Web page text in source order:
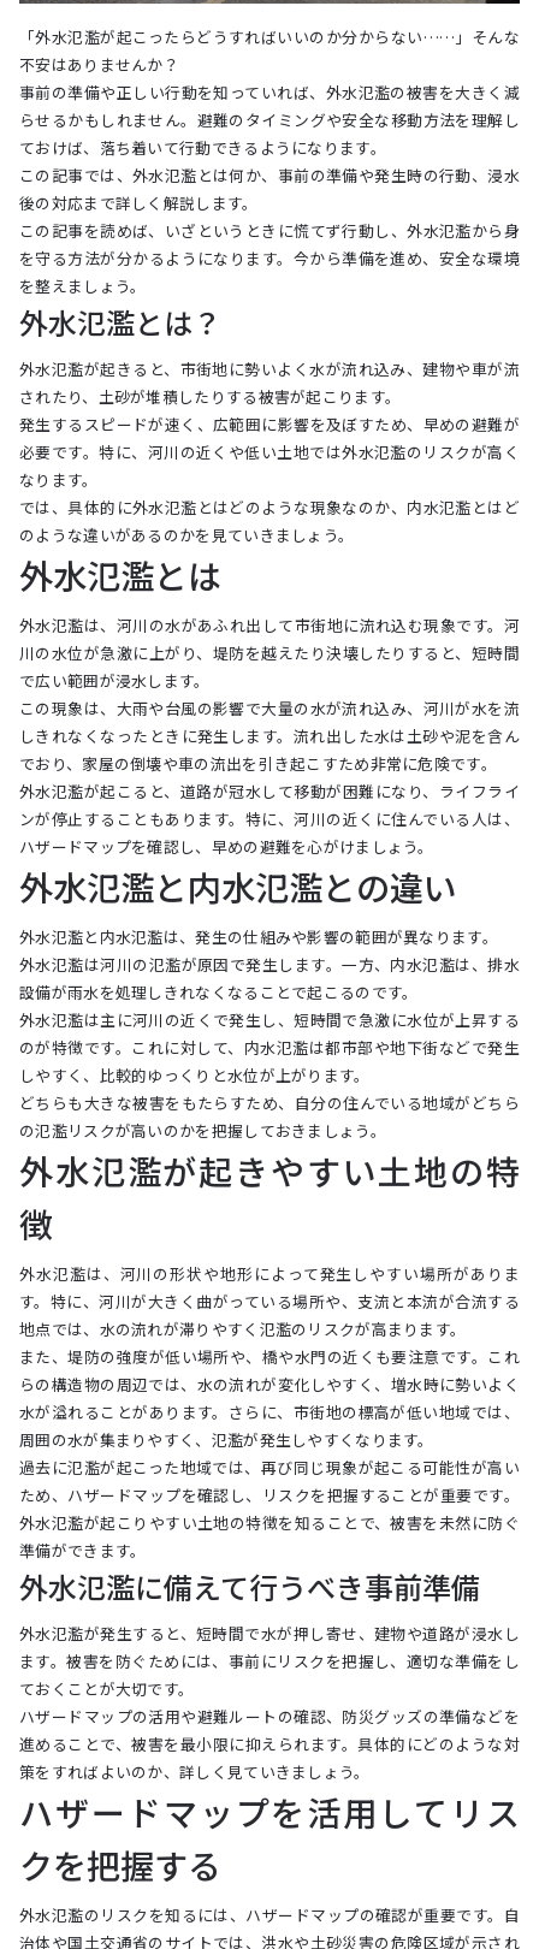
「外水氾濫が起こったらどうすればいいのか分からない……」そんな
不安はありませんか？
事前の準備や正しい行動を知っていれば、外水氾濫の被害を大きく減
らせるかもしれません。避難のタイミングや安全な移動方法を理解し
ておけば、落ち着いて行動できるようになります。
この記事では、外水氾濫とは何か、事前の準備や発生時の行動、浸水
後の対応まで詳しく解説します。
この記事を読めば、いざというときに慌てず行動し、外水氾濫から身
を守る方法が分かるようになります。今から準備を進め、安全な環境
を整えましょう。
外水氾濫とは？
外水氾濫が起きると、市街地に勢いよく水が流れ込み、建物や車が流
されたり、土砂が堆積したりする被害が起こります。
発生するスピードが速く、広範囲に影響を及ぼすため、早めの避難が
必要です。特に、河川の近くや低い土地では外水氾濫のリスクが高く
なります。
では、具体的に外水氾濫とはどのような現象なのか、内水氾濫とはど
のような違いがあるのかを見ていきましょう。
外水氾濫とは
外水氾濫は、河川の水があふれ出して市街地に流れ込む現象です。河
川の水位が急激に上がり、堤防を越えたり決壊したりすると、短時間
で広い範囲が浸水します。
この現象は、大雨や台風の影響で大量の水が流れ込み、河川が水を流
しきれなくなったときに発生します。流れ出した水は土砂や泥を含ん
でおり、家屋の倒壊や車の流出を引き起こすため非常に危険です。
外水氾濫が起こると、道路が冠水して移動が困難になり、ライフライ
ンが停止することもあります。特に、河川の近くに住んでいる人は、
ハザードマップを確認し、早めの避難を心がけましょう。
外水氾濫と内水氾濫との違い
外水氾濫と内水氾濫は、発生の仕組みや影響の範囲が異なります。
外水氾濫は河川の氾濫が原因で発生します。一方、内水氾濫は、排水
設備が雨水を処理しきれなくなることで起こるのです。
外水氾濫は主に河川の近くで発生し、短時間で急激に水位が上昇する
のが特徴です。これに対して、内水氾濫は都市部や地下街などで発生
しやすく、比較的ゆっくりと水位が上がります。
どちらも大きな被害をもたらすため、自分の住んでいる地域がどちら
の氾濫リスクが高いのかを把握しておきましょう。
外水氾濫が起きやすい土地の特
徴
外水氾濫は、河川の形状や地形によって発生しやすい場所がありま
す。特に、河川が大きく曲がっている場所や、支流と本流が合流する
地点では、水の流れが滞りやすく氾濫のリスクが高まります。
また、堤防の強度が低い場所や、橋や水門の近くも要注意です。これ
らの構造物の周辺では、水の流れが変化しやすく、増水時に勢いよく
水が溢れることがあります。さらに、市街地の標高が低い地域では、
周囲の水が集まりやすく、氾濫が発生しやすくなります。
過去に氾濫が起こった地域では、再び同じ現象が起こる可能性が高い
ため、ハザードマップを確認し、リスクを把握することが重要です。
外水氾濫が起こりやすい土地の特徴を知ることで、被害を未然に防ぐ
準備ができます。
外水氾濫に備えて行うべき事前準備
外水氾濫が発生すると、短時間で水が押し寄せ、建物や道路が浸水し
ます。被害を防ぐためには、事前にリスクを把握し、適切な準備をし
ておくことが大切です。
ハザードマップの活用や避難ルートの確認、防災グッズの準備などを
進めることで、被害を最小限に抑えられます。具体的にどのような対
策をすればよいのか、詳しく見ていきましょう。
ハザードマップを活用してリス
クを把握する
外水氾濫のリスクを知るには、ハザードマップの確認が重要です。自
治体や国土交通省のサイトでは、洪水や土砂災害の危険区域が示され